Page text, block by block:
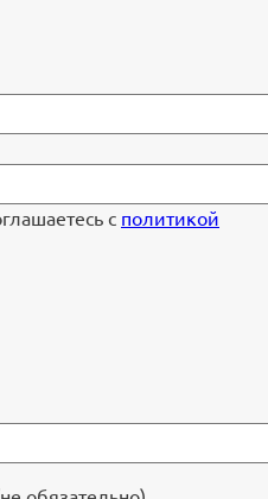
с политикой